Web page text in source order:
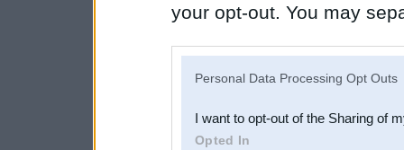
your opt-out. You may
Downstream Participants
Personal Data Processing Opt Outs
I want to opt-out of the Sharing of
Opted In